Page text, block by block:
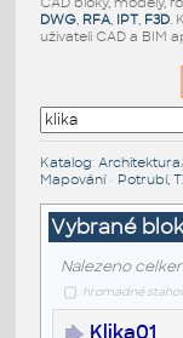
DWG, RFA, IPT, F3D.
uživateli CAD a BIM
Katalog: Architektura
Mapování• Potrubí,
Vybrané
Nalezeno
hromadné